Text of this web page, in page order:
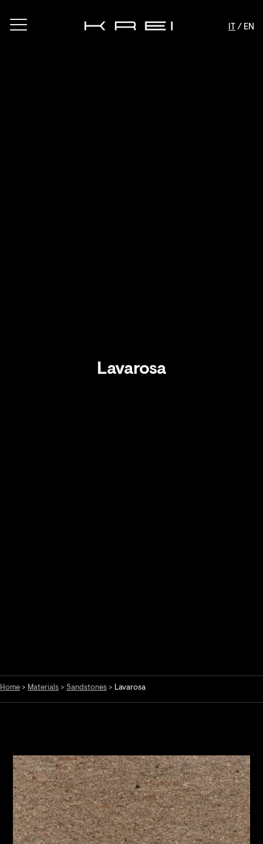
IT / EN
Lavarosa
Home > Materials > Sandstones > Lavarosa